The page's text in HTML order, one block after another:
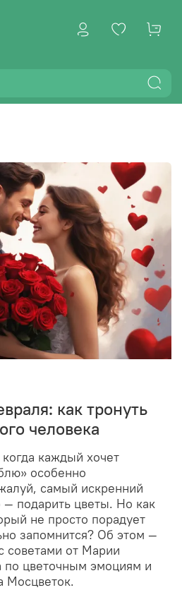
как тронуть
человека
каждый хочет
особенно
самый искренний
— подарить цветы. Но как
не просто порадует
запомнится? Об этом —
советами от Марии
по цветочным эмоциям и
Мосцветок.